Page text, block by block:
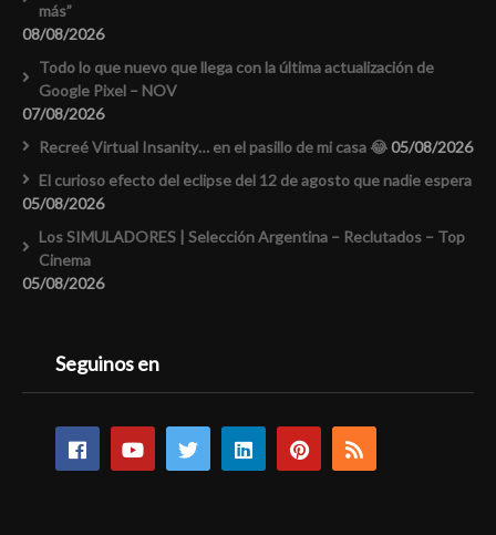
más”
08/08/2026
Todo lo que nuevo que llega con la última actualización de
Google Pixel – NOV
07/08/2026
Recreé Virtual Insanity… en el pasillo de mi casa 😂05/08/2026
El curioso efecto del eclipse del 12 de agosto que nadie espera
05/08/2026
Los SIMULADORES | Selección Argentina – Reclutados – Top
Cinema
05/08/2026
Seguinos en